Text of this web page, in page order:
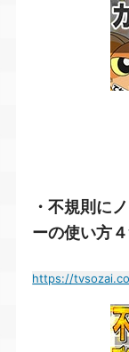
・不規則に
ーの使い方
https://